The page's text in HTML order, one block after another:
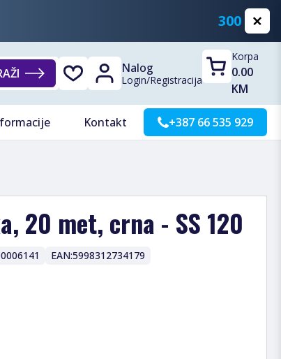
300 KM
Nalog
Login/Registracija
Korpa
0.00
KM
Kontakt +387 66 535 929
20 met, crna - SS 120
EAN:5998312734179